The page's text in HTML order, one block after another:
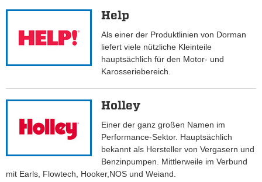
Help
Als einer der Produktlinien von Dorman
liefert viele nützliche Kleinteile
hauptsächlich für den Motor- und
Karosseriebereich.
Holley
Einer der ganz großen Namen im
Performance-Sektor. Hauptsächlich
bekannt als Hersteller von Vergasern und
Benzinpumpen. Mittlerweile im Verbund
mit Earls, Flowtech, Hooker,NOS und Weiand.